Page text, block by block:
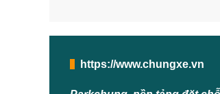
https://www.chungxe.vn